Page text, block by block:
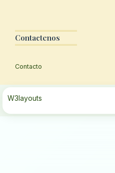
Contactenos
Contacto
W3layouts